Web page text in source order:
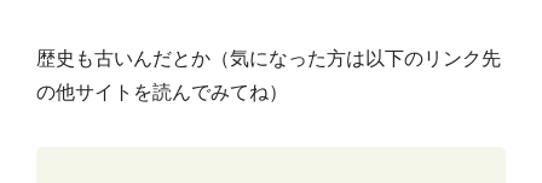
歴史も古いんだとか（気になった方は以下のリンク先
の他サイトを読んでみてね）